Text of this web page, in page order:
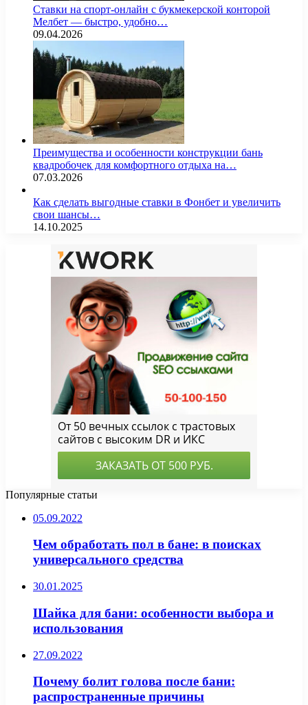
Ставки на спорт-онлайн с букмекерской конторой
Мелбет — быстро, удобно…
09.04.2026
Преимущества и особенности конструкции бань
квадробочек для комфортного отдыха на…
07.03.2026
Как сделать выгодные ставки в Фонбет и увеличить
свои шансы…
14.10.2025
Популярные статьи
05.09.2022
Чем обработать пол в бане: в поисках
универсального средства
30.01.2025
Шайка для бани: особенности выбора и
использования
27.09.2022
Почему болит голова после бани:
распространенные причины